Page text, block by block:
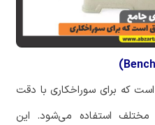
که برای سوراخکاری با دقت
استفاده می‌شود. این